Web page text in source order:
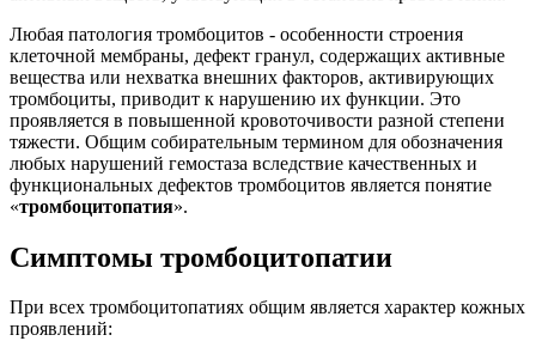
Любая патология тромбоцитов - особенности строения
клеточной мембраны, дефект гранул, содержащих активные
вещества или нехватка внешних факторов, активирующих
тромбоциты, приводит к нарушению их функции. Это
проявляется в повышенной кровоточивости разной степени
тяжести. Общим собирательным термином для обозначения
любых нарушений гемостаза вследствие качественных и
функциональных дефектов тромбоцитов является понятие
«тромбоцитопатия».
Симптомы тромбоцитопатии
При всех тромбоцитопатиях общим является характер кожных
проявлений: